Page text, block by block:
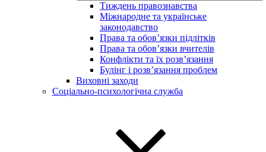
Тиждень правознавства
Міжнародне та українське
законодавство
Права та обов’язки підлітків
Права та обов’язки вчителів
Конфлікти та їх розв’язання
Булінг і розв’язання проблем
Виховні заходи
Соціально-психологічна служба